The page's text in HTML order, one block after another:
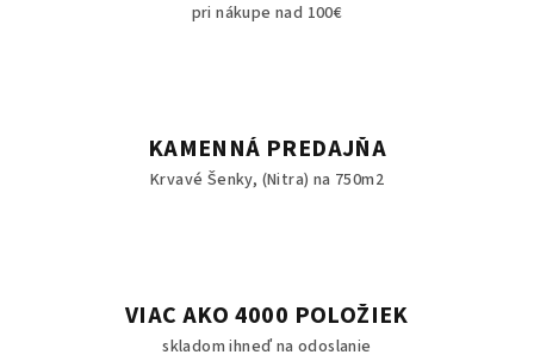
pri nákupe nad 100€
KAMENNÁ PREDAJŇA
Krvavé Šenky, (Nitra) na 750m2
VIAC AKO 4000 POLOŽIEK
skladom ihneď na odoslanie